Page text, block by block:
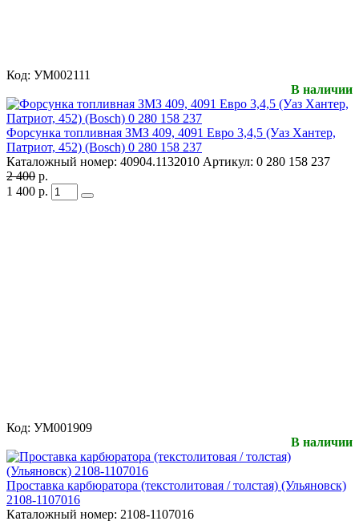
Код: УМ002111
В наличии
Форсунка топливная ЗМЗ 409, 4091 Евро 3,4,5 (Уаз Хантер,
Патриот, 452) (Bosch) 0 280 158 237
Каталожный номер: 40904.1132010 Артикул: 0 280 158 237
2 400 р.
1 400 р.
Код: УМ001909
В наличии
Проставка карбюратора (текстолитовая / толстая) (Ульяновск)
2108-1107016
Каталожный номер: 2108-1107016